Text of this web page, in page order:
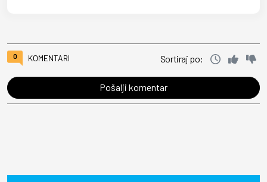
0 KOMENTARI Sortiraj po:
Pošalji komentar